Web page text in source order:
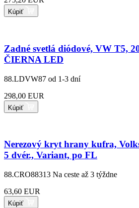
Kúpiť
Zadné svetlá diódové, VW T5,
ČIERNA LED
88.LDVW87 od 1-3 dní
298,00 EUR
Kúpiť
Nerezový kryt hrany kufra,
5 dvér., Variant, po FL
88.CRO88313 Na ceste až 3 týždne
63,60 EUR
Kúpiť